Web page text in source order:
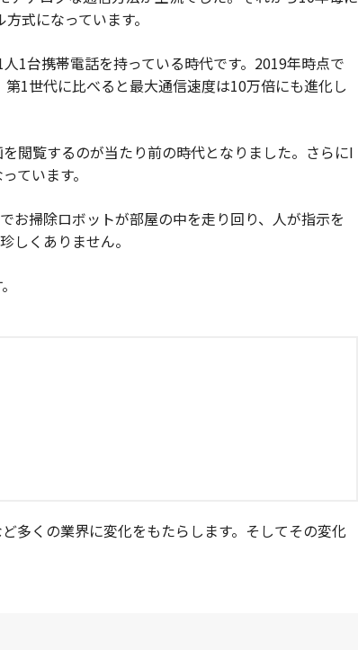
式になっています。
1台携帯電話を持っている時代です。2019年時点で
1世代に比べると最大通信速度は10万倍にも進化し
閲覧するのが当たり前の時代となりました。さらにI
ています。
お掃除ロボットが部屋の中を走り回り、人が指示を
しくありません。
多くの業界に変化をもたらします。そしてその変化